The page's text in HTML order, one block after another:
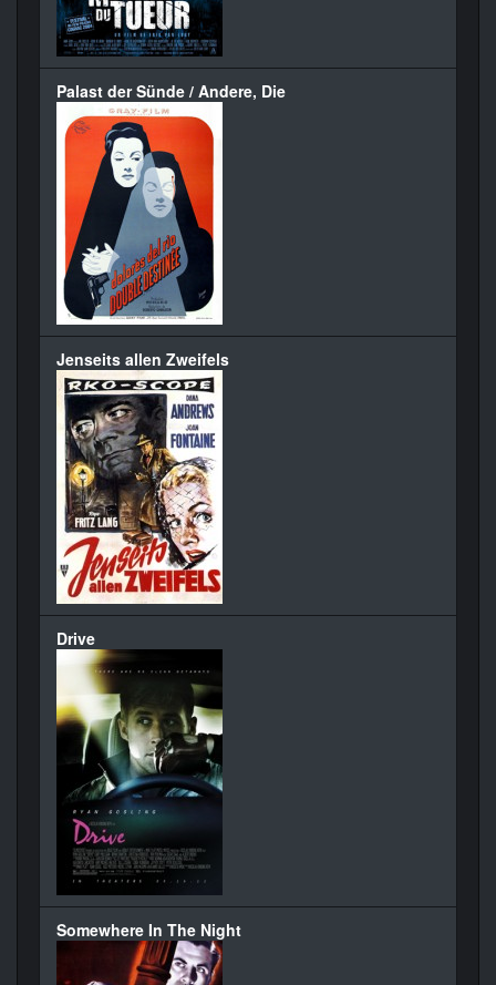
Palast der Sünde / Andere, Die
Jenseits allen Zweifels
Drive
Somewhere In The Night